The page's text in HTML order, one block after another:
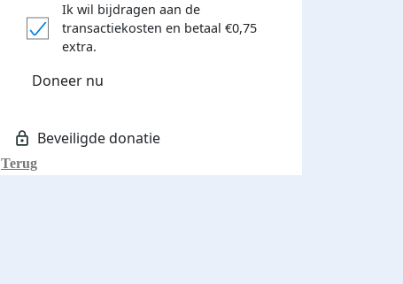
Donateurs bedankt
Terug
Ik wil bijdragen aan de
transactiekosten en betaal €0,75
extra.
Doneer nu